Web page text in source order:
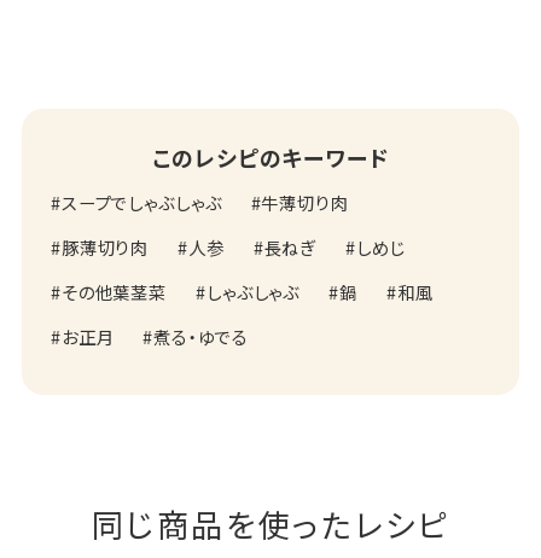
このレシピのキーワード
スープでしゃぶしゃぶ
牛薄切り肉
豚薄切り肉
人参 長ねぎ
しめじ
その他葉茎菜
しゃぶしゃぶ 鍋
和風
お正月
煮る・ゆでる
同じ商品を使ったレシピ